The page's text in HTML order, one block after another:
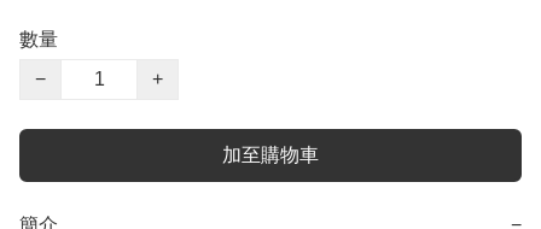
數量
−
+
加至購物車